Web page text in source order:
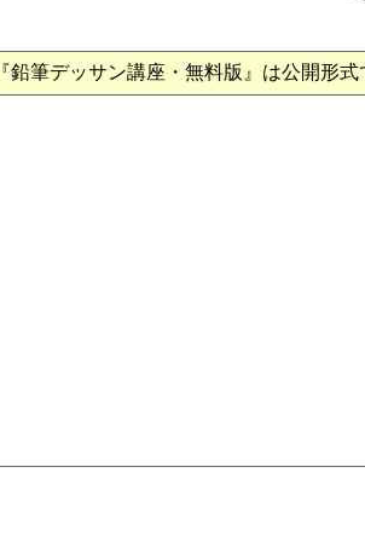
『鉛筆デッサン講座・無料版』は公開形